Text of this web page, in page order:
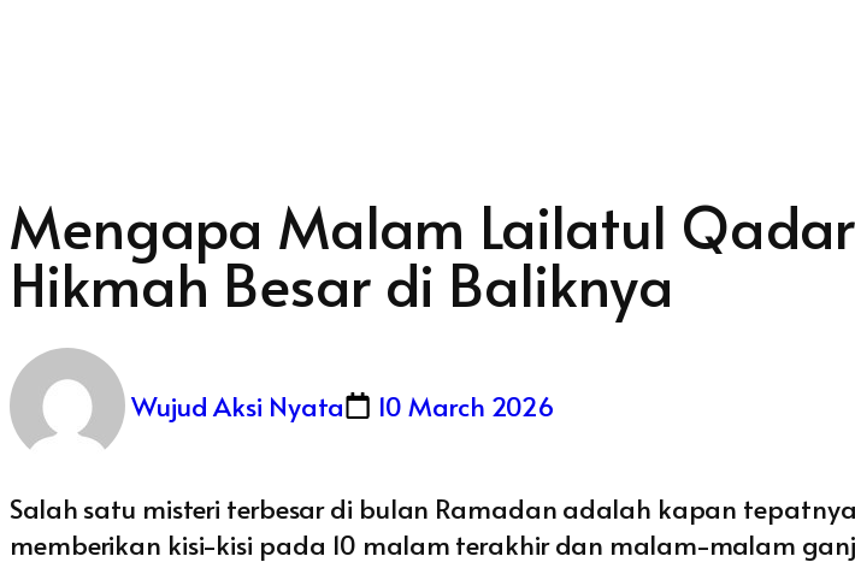
Mengapa Malam Lailatul
Hikmah Besar di Baliknya
Wujud Aksi Nyata 10 March 2026
Salah satu misteri terbesar di bulan Ramadan adalah kapan
memberikan kisi-kisi pada 10 malam terakhir dan malam-malam